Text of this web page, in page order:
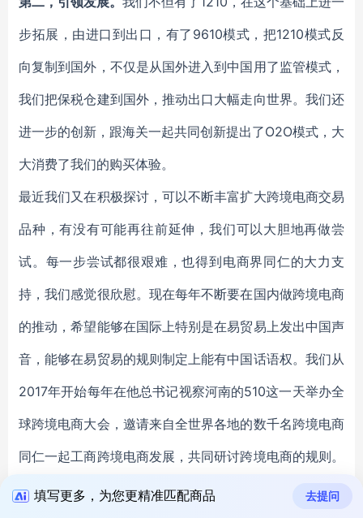
步拓展，由进口到出口，有了9610模式，把1210模式反
向复制到国外，不仅是从国外进入到中国用了监管模式，
我们把保税仓建到国外，推动出口大幅走向世界。我们还
进一步的创新，跟海关一起共同创新提出了O2O模式，大
大消费了我们的购买体验。
最近我们又在积极探讨，可以不断丰富扩大跨境电商交易
品种，有没有可能再往前延伸，我们可以大胆地再做尝
试。每一步尝试都很艰难，也得到电商界同仁的大力支
持，我们感觉很欣慰。现在每年不断要在国内做跨境电商
的推动，希望能够在国际上特别是在易贸易上发出中国声
音，能够在易贸易的规则制定上能有中国话语权。我们从
2017年开始每年在他总书记视察河南的510这一天举办全
球跨境电商大会，邀请来自全世界各地的数千名跨境电商
同仁一起工商跨境电商发展，共同研讨跨境电商的规则。
我们发布了《跨境电商发展蓝皮书》，结成了跨境电商规
填写更多，为您更精准匹配商品 去提问